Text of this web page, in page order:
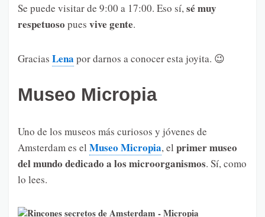
Se puede visitar de 9:00 a 17:00. Eso sí,sé muy
respetuoso pues vive gente.
Gracias Lena por darnos a conocer esta joyita. 😉
Museo Micropia
Uno de los museos más curiosos y jóvenes de
Amsterdam es el Museo Micropia, el primer museo
del mundo dedicado a los microorganismos. Sí, como
lo lees.